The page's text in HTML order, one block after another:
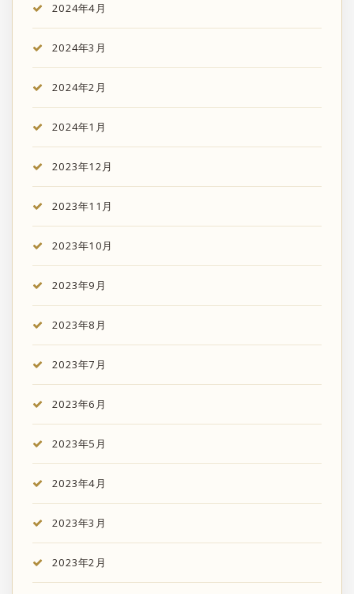
2024年4月
2024年3月
2024年2月
2024年1月
2023年12月
2023年11月
2023年10月
2023年9月
2023年8月
2023年7月
2023年6月
2023年5月
2023年4月
2023年3月
2023年2月